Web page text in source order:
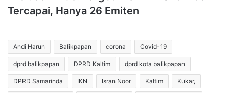
Tercapai, Hanya 26 Emiten
Andi Harun Balikpapan corona Covid-19
dprd balikpapan DPRD Kaltim dprd kota balikpapan
DPRD Samarinda IKN Isran Noor Kaltim Kukar,